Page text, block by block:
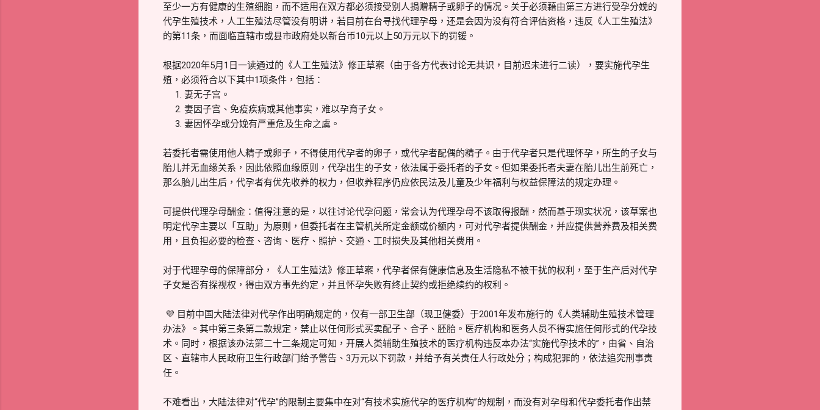
至少一方有健康的生殖细胞，而不适用在双方都必须接受别人捐赠精子或卵子的情况。关于必须藉由第三方进行受孕分娩的
代孕生殖技术，人工生殖法尽管没有明讲，若目前在台寻找代理孕母，还是会因为没有符合评估资格，违反《人工生殖法》
的第11条，而面临直辖市或县市政府处以新台币10元以上50万元以下的罚锾。
根据2020年5月1日一读通过的《人工生殖法》修正草案（由于各方代表讨论无共识，目前迟未进行二读），要实施代孕生
殖，必须符合以下其中1项条件，包括：
1. 妻无子宫。
2. 妻因子宫、免疫疾病或其他事实，难以孕育子女。
3. 妻因怀孕或分娩有严重危及生命之虞。
若委托者需使用他人精子或卵子，不得使用代孕者的卵子，或代孕者配偶的精子。由于代孕者只是代理怀孕，所生的子女与
胎儿并无血缘关系，因此依照血缘原则，代孕出生的子女，依法属于委托者的子女。但如果委托者夫妻在胎儿出生前死亡，
那么胎儿出生后，代孕者有优先收养的权力，但收养程序仍应依民法及儿童及少年福利与权益保障法的规定办理。
可提供代理孕母酬金：值得注意的是，以往讨论代孕问题，常会认为代理孕母不该取得报酬，然而基于现实状况，该草案也
明定代孕主要以「互助」为原则，但委托者在主管机关所定金额或价额内，可对代孕者提供酬金，并应提供营养费及相关费
用，且负担必要的检查、咨询、医疗、照护、交通、工时损失及其他相关费用。
对于代理孕母的保障部分，《人工生殖法》修正草案，代孕者保有健康信息及生活隐私不被干扰的权利，至于生产后对代孕
子女是否有探视权，得由双方事先约定，并且怀孕失败有终止契约或拒绝续约的权利。
💜 目前中国大陆法律对代孕作出明确规定的，仅有一部卫生部（现卫健委）于2001年发布施行的《人类辅助生殖技术管理
办法》。其中第三条第二款规定，禁止以任何形式买卖配子、合子、胚胎。医疗机构和医务人员不得实施任何形式的代孕技
术。同时，根据该办法第二十二条规定可知，开展人类辅助生殖技术的医疗机构违反本办法“实施代孕技术的”，由省、自治
区、直辖市人民政府卫生行政部门给予警告、3万元以下罚款，并给予有关责任人行政处分；构成犯罪的，依法追究刑事责
任。
不难看出，大陆法律对“代孕”的限制主要集中在对“有技术实施代孕的医疗机构”的规制，而没有对孕母和代孕委托者作出禁